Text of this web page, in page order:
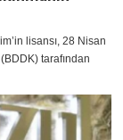
lisansı, 28 Nisan
tarafından